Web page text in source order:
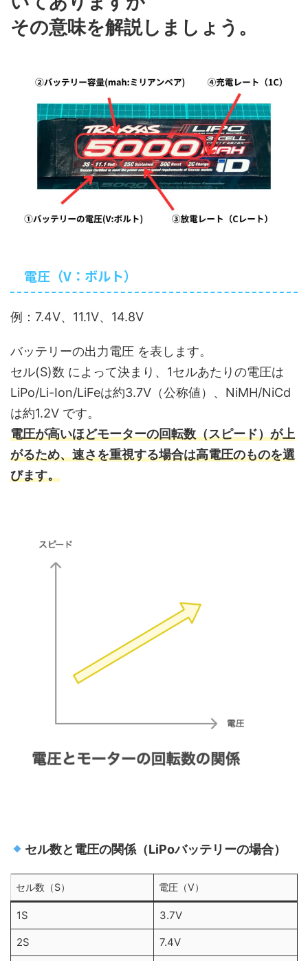
その意味を解説しましょう。
電圧（V：ボルト）
例：7.4V、11.1V、14.8V
バッテリーの出力電圧 を表します。
セル(S)数 によって決まり、1セルあたりの電圧は
LiPo/Li-Ion/LiFeは約3.7V（公称値）、NiMH/NiCd
は約1.2V です。
電圧が高いほどモーターの回転数（スピード）が上
がるため、速さを重視する場合は高電圧のものを選
びます。
セル数と電圧の関係（LiPoバッテリーの場合）
セル数（S） 電圧（V）
1S 3.7V
2S 7.4V